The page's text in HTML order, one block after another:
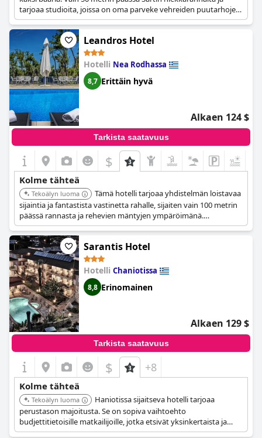
tarjoaa studioita, joissa on oma parveke vehreiden puutarhojen
keskellä.
Leandros Hotel
Hotelli Nea Rodhassa
8,7 Erittäin hyvä
Alkaen 124 $
Tarkista saatavuus
$
Kolme tähteä
Tekoälyn luoma
Tämä hotelli tarjoaa yhdistelmän loistavaa
sijaintia ja fantastista vastinetta rahalle, sijaiten vain 100 metrin
päässä rannasta ja rehevien mäntyjen ympäröimänä.
Henkilökunta on ystävällistä ja hygienia erinomaista. Huoneet ja
allasalue luovat rentouttavan ilmapiirin.
Sarantis Hotel
Hotelli Chaniotissa
8,8 Erinomainen
Alkaen 129 $
Tarkista saatavuus
$ +8
Kolme tähteä
Tekoälyn luoma
Haniotissa sijaitseva hotelli tarjoaa
perustason majoitusta. Se on sopiva vaihtoehto
budjettitietoisille matkailijoille, jotka etsivät yksinkertaista ja
kätevää majoituspaikkaa.